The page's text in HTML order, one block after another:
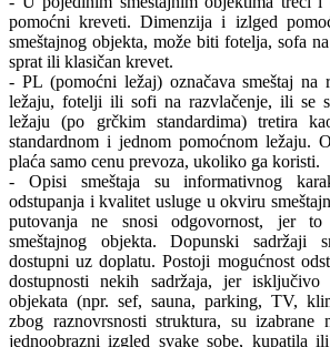
pomoćni kreveti. Dimenzija i izlged
smeštajnog objekta, može biti fotelja, sofa
sprat ili klasičan krevet.
- PL (pomoćni ležaj) označava smeštaj na
ležaju, fotelji ili sofi na razvlačenje, ili se
ležaju (po grčkim standardima) tretira
standardnom i jednom pomoćnom ležaju.
plaća samo cenu prevoza, ukoliko ga koristi.
- Opisi smeštaja su informativnog
odstupanja i kvalitet usluge u okviru
putovanja ne snosi odgovornost, jer
smeštajnog objekta. Dopunski sadržaji
dostupni uz doplatu. Postoji mogućnost
dostupnosti nekih sadržaja, jer isključivo
objekata (npr. sef, sauna, parking, TV,
zbog raznovrsnosti struktura, su izabrane
jednoobrazni izgled svake sobe, kupatila